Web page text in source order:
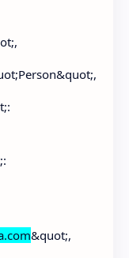
&quot;,